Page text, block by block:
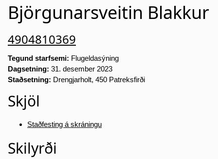
Björgunarsveitin Blakkur
4904810369
Tegund starfsemi: Flugeldasýning
Dagsetning: 31. desember 2023
Staðsetning: Drengjarholt, 450 Patreksfirði
Skjöl
Staðfesting á skráningu
Skilyrði